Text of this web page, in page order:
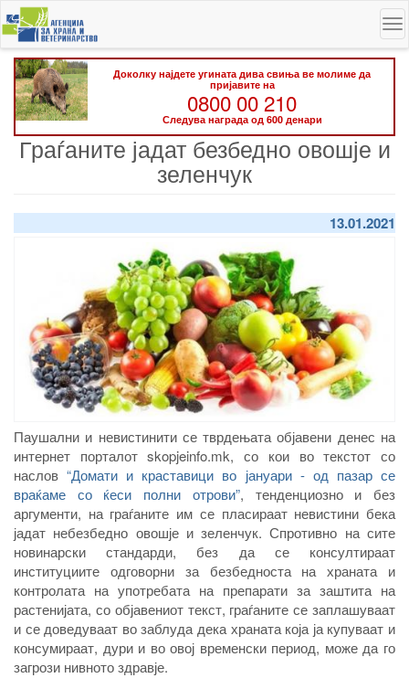
Skip
to
main
content
Доколку најдете угината дива свиња ве молиме да
пријавите на
0800 00 210
Следува награда од 600 денари
Граѓаните јадат безбедно овошје и
зеленчук
13.01.2021
Паушални и невистинити се тврдењата објавени денес на
интернет порталот skopjeinfo.mk, со кои во текстот со
наслов“Домати и краставици во јануари - од пазар се
враќаме со ќеси полни отрови”, тенденциозно и без
аргументи, на граѓаните им се пласираат невистини бека
јадат небезбедно овошје и зеленчук. Спротивно на сите
новинарски стандарди, без да се консултираат
институциите одговорни за безбедноста на храната и
контролата на употребата на препарати за заштита на
растенијата, со објавениот текст, граѓаните се заплашуваат
и се доведуваат во заблуда дека храната која ја купуваат и
консумираат, дури и во овој временски период, може да го
загрози нивното здравје.